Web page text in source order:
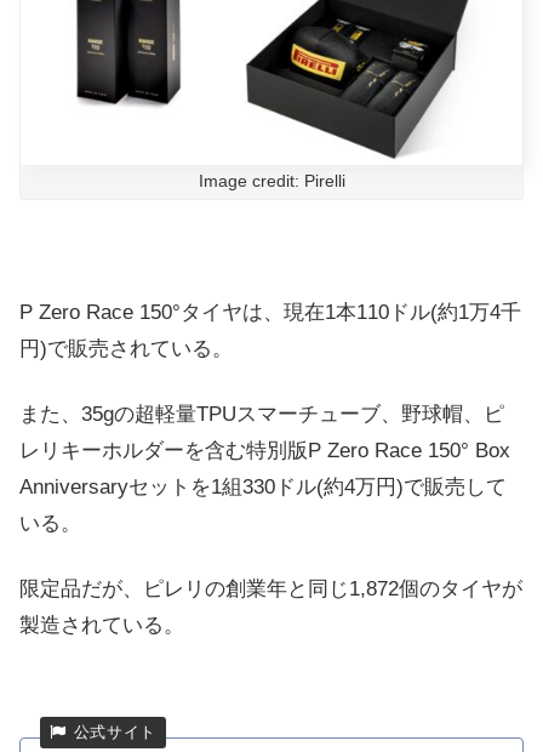
Image credit: Pirelli
P Zero Race 150°タイヤは、現在1本110ドル(約1万4千
円)で販売されている。
また、35gの超軽量TPUスマーチューブ、野球帽、ピ
レリキーホルダーを含む特別版P Zero Race 150° Box
Anniversaryセットを1組330ドル(約4万円)で販売して
いる。
限定品だが、ピレリの創業年と同じ1,872個のタイヤが
製造されている。